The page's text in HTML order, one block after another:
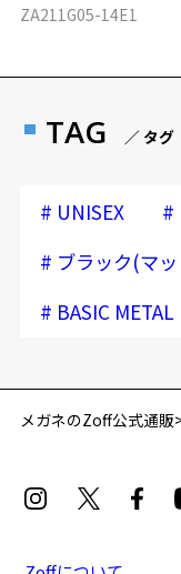
ZA211G05-14E1
TAG ／ タグ
# UNISEX #
# ブラック(マ
# BASIC
メガネのZoff公式通販